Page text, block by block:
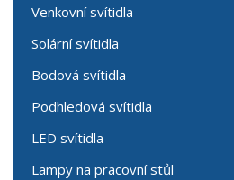
Venkovní svítidla
Solární svítidla
Bodová svítidla
Podhledová svítidla
LED svítidla
Lampy na pracovní stůl